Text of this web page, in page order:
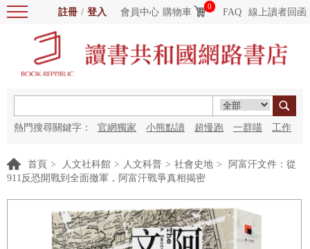
註冊 / 登入 會員中心 購物車
0
FAQ 線上讀者回函
熱門搜尋關鍵字： 官網獨家 小熊點讀 超慢跑 一群喵 工作
首頁 > 人文社科館 > 人文科普 > 社會史地 >
阿富汗文件：從
911反恐開戰到全面撤軍，阿富汗戰爭真相揭密